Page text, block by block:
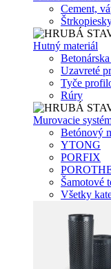
Cement,
Hutný materiál
Uzavreté
Tyče
Rúry
Murovacie
Betónový
YTONG
PORFIX
Šamotové
Všetky